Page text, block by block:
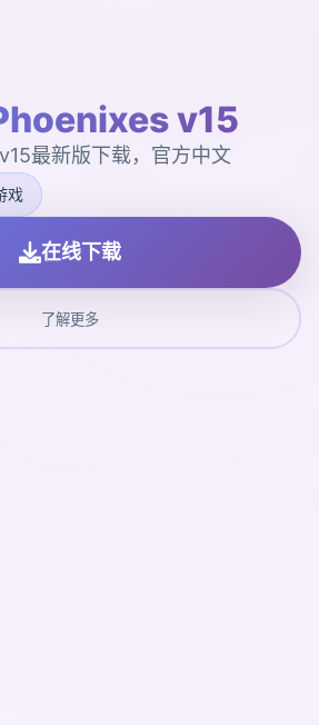
v15
最新版下载，官方中文
戏
在线下载
了解更多